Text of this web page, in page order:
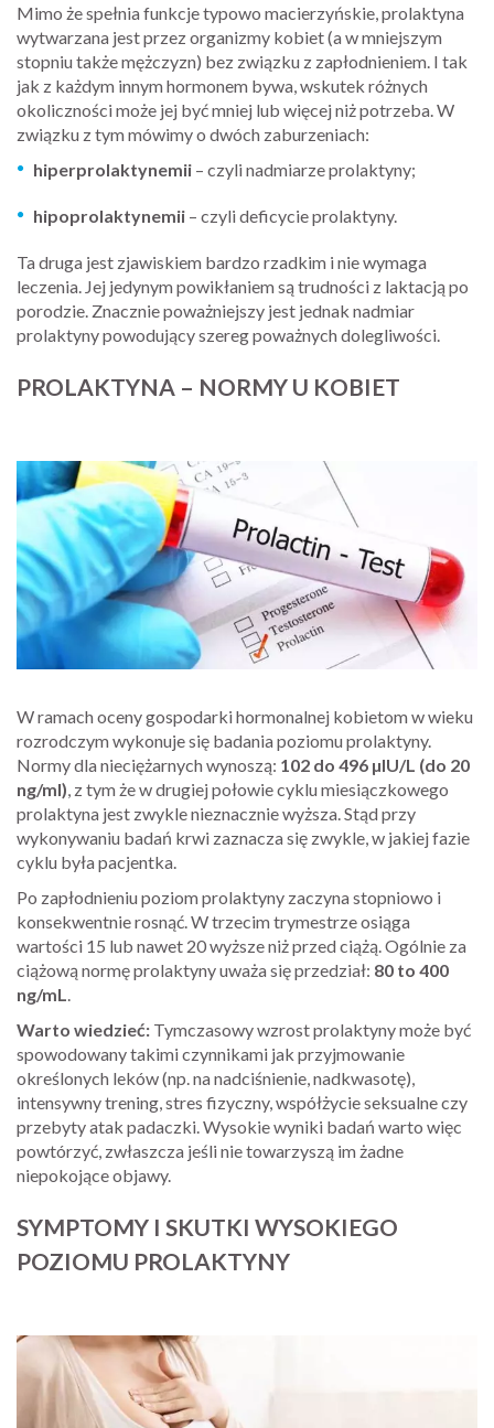
Mimo że spełnia funkcje typowo macierzyńskie, prolaktyna
wytwarzana jest przez organizmy kobiet (a w mniejszym
stopniu także mężczyzn) bez związku z zapłodnieniem. I tak
jak z każdym innym hormonem bywa, wskutek różnych
okoliczności może jej być mniej lub więcej niż potrzeba. W
związku z tym mówimy o dwóch zaburzeniach:
hiperprolaktynemii – czyli nadmiarze prolaktyny;
hipoprolaktynemii – czyli deficycie prolaktyny.
Ta druga jest zjawiskiem bardzo rzadkim i nie wymaga
leczenia. Jej jedynym powikłaniem są trudności z laktacją po
porodzie. Znacznie poważniejszy jest jednak nadmiar
prolaktyny powodujący szereg poważnych dolegliwości.
PROLAKTYNA – NORMY U KOBIET
W ramach oceny gospodarki hormonalnej kobietom w wieku
rozrodczym wykonuje się badania poziomu prolaktyny.
Normy dla nieciężarnych wynoszą: 102 do 496 µIU/L (do 20
ng/ml), z tym że w drugiej połowie cyklu miesiączkowego
prolaktyna jest zwykle nieznacznie wyższa. Stąd przy
wykonywaniu badań krwi zaznacza się zwykle, w jakiej fazie
cyklu była pacjentka.
Po zapłodnieniu poziom prolaktyny zaczyna stopniowo i
konsekwentnie rosnąć. W trzecim trymestrze osiąga
wartości 15 lub nawet 20 wyższe niż przed ciążą. Ogólnie za
ciążową normę prolaktyny uważa się przedział: 80 to 400
ng/mL.
Warto wiedzieć: Tymczasowy wzrost prolaktyny może być
spowodowany takimi czynnikami jak przyjmowanie
określonych leków (np. na nadciśnienie, nadkwasotę),
intensywny trening, stres fizyczny, współżycie seksualne czy
przebyty atak padaczki. Wysokie wyniki badań warto więc
powtórzyć, zwłaszcza jeśli nie towarzyszą im żadne
niepokojące objawy.
SYMPTOMY I SKUTKI WYSOKIEGO
POZIOMU PROLAKTYNY